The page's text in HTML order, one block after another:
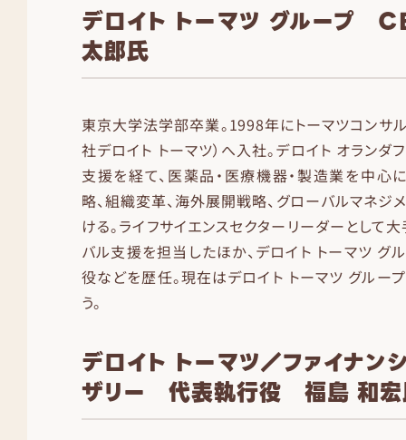
デロイト トーマツ グループ
太郎氏
東京大学法学部卒業。1998年にトーマツコンサル
社デロイト トーマツ）へ入社。デロイト オランダ
支援を経て、医薬品・医療機器・製造業を中心
略、組織変革、海外展開戦略、グローバルマネジ
ける。ライフサイエンスセクターリーダーとして
バル支援を担当したほか、デロイト トーマツ グ
役などを歴任。現在はデロイト トーマツ グルー
う。
デロイト トーマツ／ファイナン
ザリー 代表執行役 福島 和